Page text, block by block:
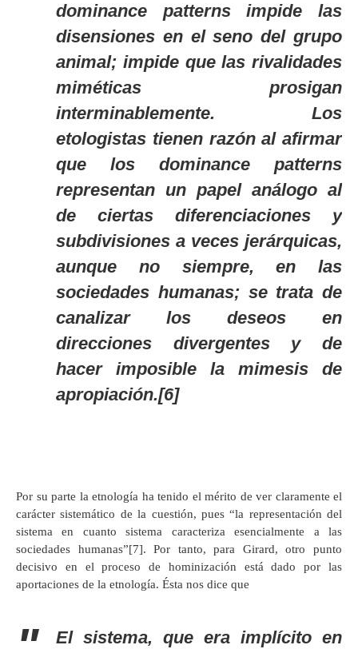
dominance
patternsimpide las
disensiones en el seno del grupo
animal; impide que las rivalidades
miméticas prosigan
interminablemente. Los
etologistas tienen razón al afirmar
que los dominance
patterns
representan un papel análogo al
de ciertas diferenciaciones y
subdivisiones a veces jerárquicas,
aunque no siempre, en las
sociedades humanas; se trata de
canalizar los deseos en
direcciones divergentes y de
hacer imposible la mimesis de
apropiación.[6]
Por su parte la etnología ha tenido el mérito de ver claramente el
carácter sistemático de la cuestión, pues “la representación del
sistema en cuanto sistema caracteriza esencialmente a las
sociedades humanas”[7]. Por tanto, para Girard, otro punto
decisivo en el proceso de hominización está dado por las
aportaciones de la etnología. Ésta nos dice que
El sistema, que era implícito en